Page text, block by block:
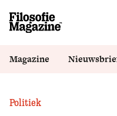
Magazine
Politiek